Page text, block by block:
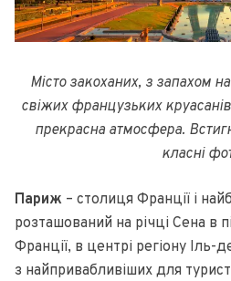
Місто закоханих, з запахом
свіжих французьких
прекрасна атмосфера.
класні
Париж – столиця Франції і
розташований на річці Сена в
Франції, в центрі регіону
з найпривабливіших для